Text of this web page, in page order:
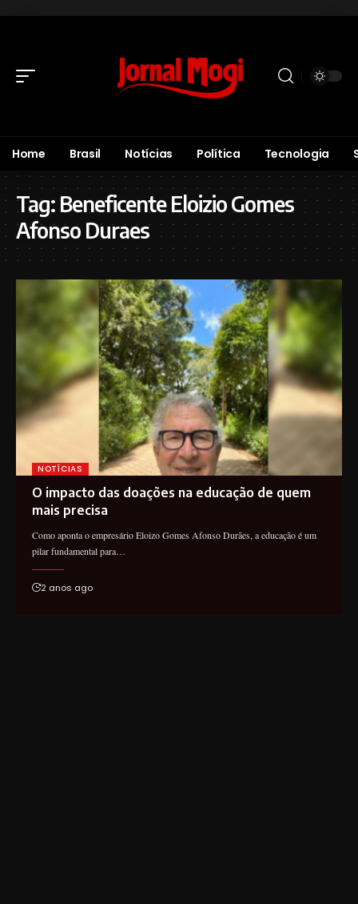
Home Brasil Notícias Política Tecnologia
Tag: Beneficente Eloizio Gomes
Afonso Duraes
NOTÍCIAS
O impacto das doações na educação de quem
mais precisa
Como aponta o empresário Eloizo Gomes Afonso Durães, a educação é um
pilar fundamental para…
2 anos ago